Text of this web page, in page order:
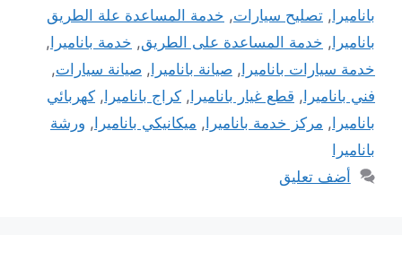
باناميرا , تصليح سيارات, خدمة المساعدة علة الطريق
باناميرا , خدمة المساعدة على الطريق, خدمة باناميرا ,
خدمة سيارات باناميرا , صيانة باناميرا , صيانة سيارات,
فني باناميرا , قطع غيار باناميرا , كراج باناميرا , كهربائي
باناميرا , مركز خدمة باناميرا , ميكانيكي باناميرا , ورشة
باناميرا
أضف تعليق